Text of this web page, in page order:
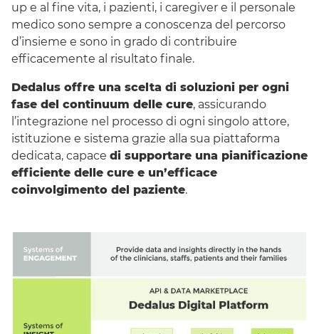
up e al fine vita, i pazienti, i caregiver e il personale
medico sono sempre a conoscenza del percorso
d’insieme e sono in grado di contribuire
efficacemente al risultato finale.
Dedalus offre una scelta di soluzioni per ogni
fase del continuum delle cure, assicurando
l’integrazione nel processo di ogni singolo attore,
istituzione e sistema grazie alla sua piattaforma
dedicata, capace di supportare una pianificazione
efficiente delle cure e un’efficace
coinvolgimento del paziente.